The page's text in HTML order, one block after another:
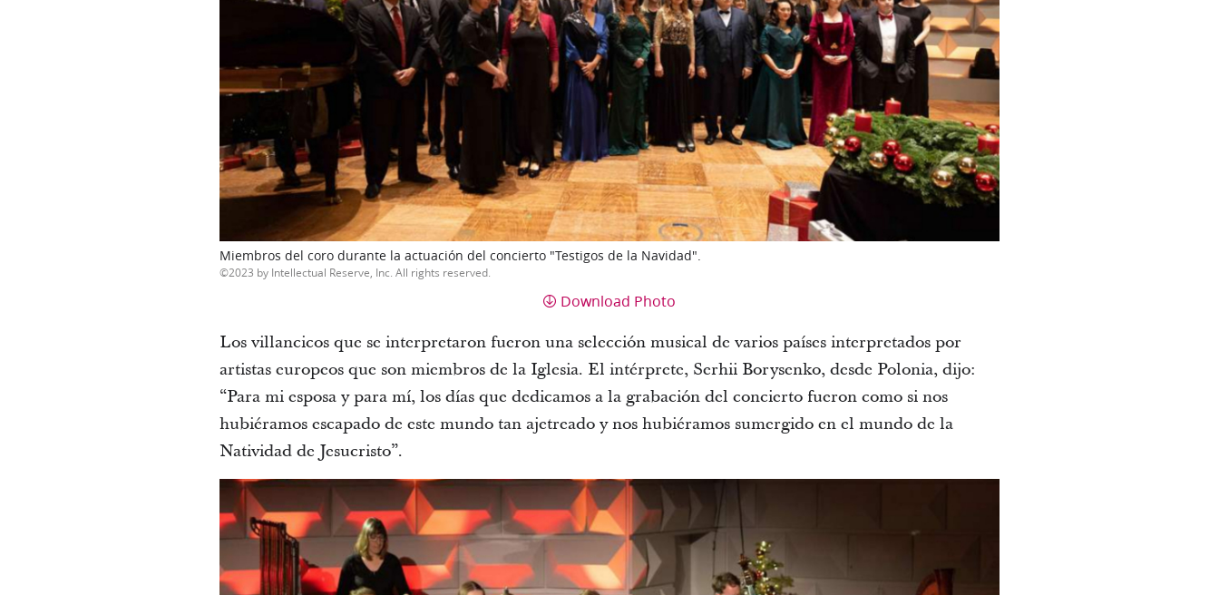
Miembros del coro durante la actuación del concierto "Testigos de la Navidad".
2023 by Intellectual Reserve, Inc. All rights reserved.
Download Photo
Los villancicos que se interpretaron fueron una selección musical de varios países interpretados por
artistas europeos que son miembros de la Iglesia. El intérprete, Serhii Borysenko, desde Polonia, dijo:
“Para mi esposa y para mí, los días que dedicamos a la grabación del concierto fueron como si nos
hubiéramos escapado de este mundo tan ajetreado y nos hubiéramos sumergido en el mundo de la
Natividad de Jesucristo”.